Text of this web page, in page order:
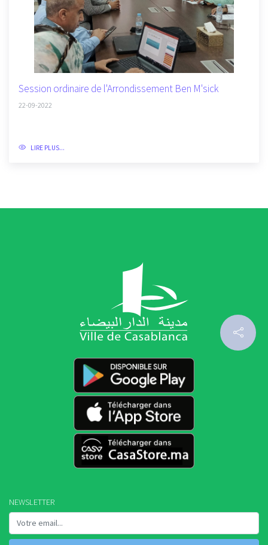
Session ordinaire de l'Arrondissement Ben M'sick
22-09-2022
LIRE PLUS...
NEWSLETTER